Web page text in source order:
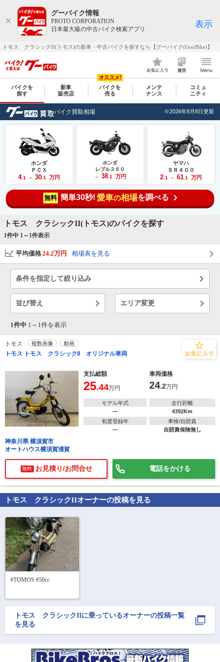
グーバイク情報
PROTO CORPORATION
日本最大級の中古バイク検索アプリ
表示
トモス クラシックII(トモス)の新車・中古バイクを探すなら【グーバイク(GooBike)】
バイクを
探す
新車
販売店
バイクを
売る
メンテ
ナンス
コミュ
ニティ
バイク買取相場 ※2026年8月8日更新
ホンダ
ＰＣＸ
4.1 ～ 30 .1 万円
ホンダ
レブル２５０
～ 38.1 万円
ヤマハ
ＳＲ４００
2.1 ～ 61.1 万円
無料 簡単30秒! 愛車の相場を調べる
トモス クラシックII(トモス)のバイクを探す
1件中 1～ 1件表示
平均価格24.2万円 相場表を見る
条件を指定して絞り込み
並び替え エリア変更
1件中 1～ 1件を表示
トモス 複数画像 動画
トモス トモス クラシックII オリジナル車両
支払総額 車両価格
25.44万円 24.2万円
モデル年式
―
走行距離
4392Km
初度登録年
―
車検/自賠責
自賠責保険無し
神奈川県 横須賀市
オートハウス横須賀浦賀
無料 お見積り/お問合せ 電話をかける
トモス クラシックIIオーナーの投稿を見る
トモス クラシックIIに乗っているオーナーの投稿一覧
を見る
型式(任意)